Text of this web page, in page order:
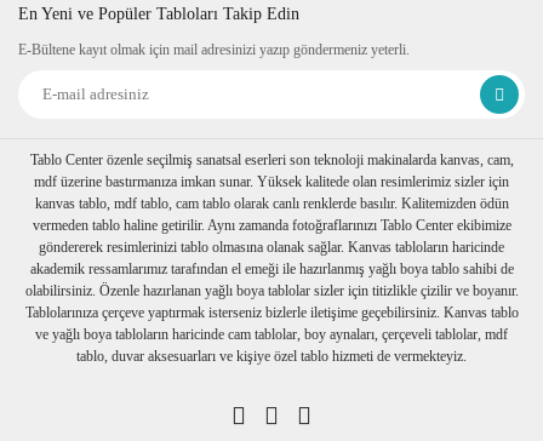
En Yeni ve Popüler Tabloları Takip Edin
E-Bültene kayıt olmak için mail adresinizi yazıp göndermeniz yeterli.
Tablo Center özenle seçilmiş sanatsal eserleri son teknoloji makinalarda kanvas, cam,
mdf üzerine bastırmanıza imkan sunar. Yüksek kalitede olan resimlerimiz sizler için
kanvas tablo, mdf tablo, cam tablo olarak canlı renklerde basılır. Kalitemizden ödün
vermeden tablo haline getirilir. Aynı zamanda fotoğraflarınızı Tablo Center ekibimize
göndererek resimlerinizi tablo olmasına olanak sağlar. Kanvas tabloların haricinde
akademik ressamlarımız tarafından el emeği ile hazırlanmış yağlı boya tablo sahibi de
olabilirsiniz. Özenle hazırlanan yağlı boya tablolar sizler için titizlikle çizilir ve boyanır.
Tablolarınıza çerçeve yaptırmak isterseniz bizlerle iletişime geçebilirsiniz. Kanvas tablo
ve yağlı boya tabloların haricinde cam tablolar, boy aynaları, çerçeveli tablolar, mdf
tablo, duvar aksesuarları ve kişiye özel tablo hizmeti de vermekteyiz.